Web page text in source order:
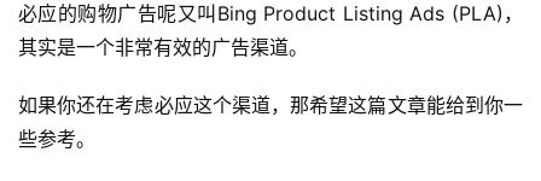
必应的购物广告呢又叫Bing Product Listing Ads (PLA)，
其实是一个非常有效的广告渠道。
如果你还在考虑必应这个渠道，那希望这篇文章能给到你一
些参考。